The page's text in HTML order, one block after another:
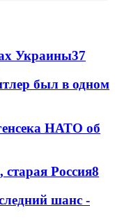
Украины37
был в одном
НАТО об
Россия8
шанс -